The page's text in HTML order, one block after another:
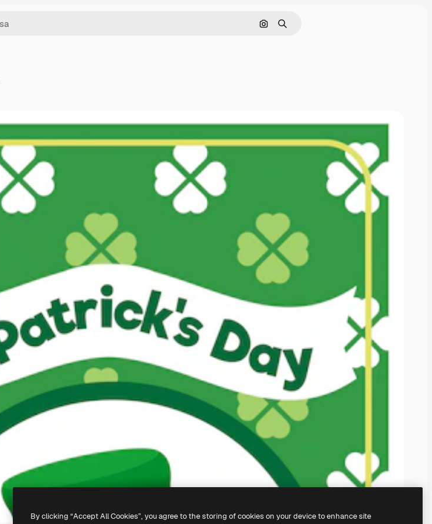
Cerca per immagine
Ricerca
By clicking “Accept All Cookies”, you agree to the storing of cookies on your device to enhance site